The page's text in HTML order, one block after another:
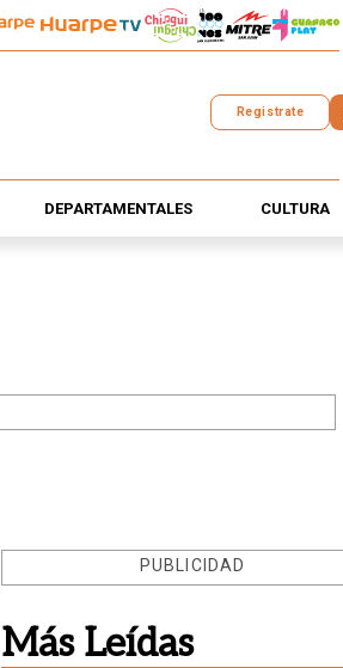
Registrate
DEPARTAMENTALES CULTURA
PUBLICIDAD
Más Leídas